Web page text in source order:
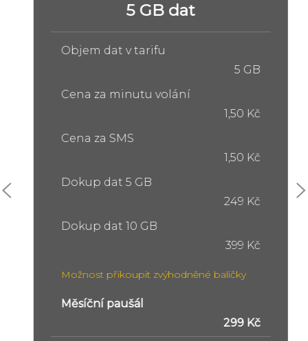
5 GB dat
Objem dat v tarifu
5 GB
Cena za minutu volání
1,50 Kč
Cena za SMS
1,50 Kč
Dokup dat 5 GB
249 Kč
Dokup dat 10 GB
399 Kč
Možnost přikoupit zvýhodněné balíčky
Měsíční paušál
299 Kč